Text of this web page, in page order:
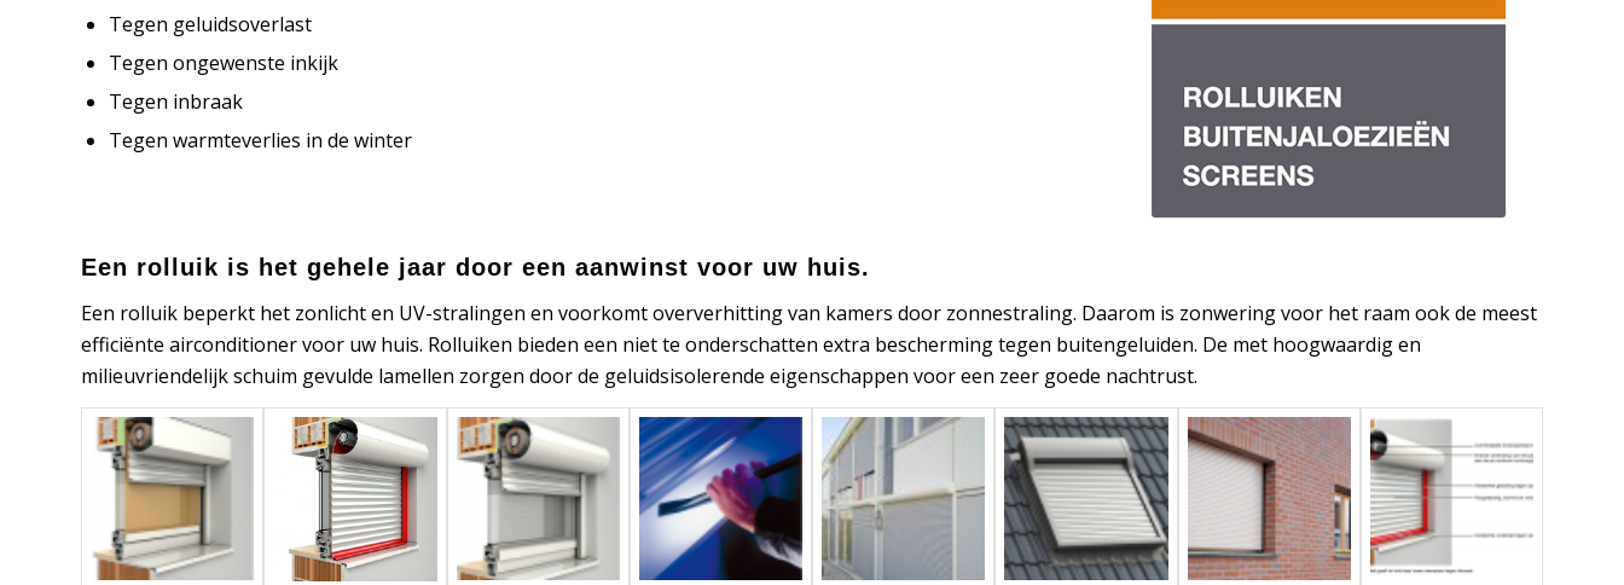
Tegen geluidsoverlast
Tegen ongewenste inkijk
Tegen inbraak
Tegen warmteverlies in de winter
Een rolluik is het gehele jaar door een aanwinst voor uw huis.
Een rolluik beperkt het zonlicht en UV-stralingen en voorkomt oververhitting van kamers door zonnestraling. Daarom is zonwering voor het raam ook de meest
efficiënte airconditioner voor uw huis. Rolluiken bieden een niet te onderschatten extra bescherming tegen buitengeluiden. De met hoogwaardig en
milieuvriendelijk schuim gevulde lamellen zorgen door de geluidsisolerende eigenschappen voor een zeer goede nachtrust.